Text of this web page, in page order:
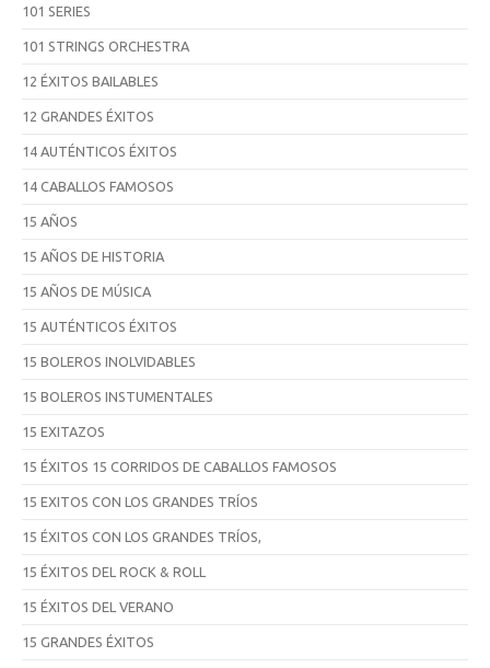
101 SERIES
101 STRINGS ORCHESTRA
12 ÉXITOS BAILABLES
12 GRANDES ÉXITOS
14 AUTÉNTICOS ÉXITOS
14 CABALLOS FAMOSOS
15 AÑOS
15 AÑOS DE HISTORIA
15 AÑOS DE MÚSICA
15 AUTÉNTICOS ÉXITOS
15 BOLEROS INOLVIDABLES
15 BOLEROS INSTUMENTALES
15 EXITAZOS
15 ÉXITOS 15 CORRIDOS DE CABALLOS FAMOSOS
15 EXITOS CON LOS GRANDES TRÍOS
15 ÉXITOS CON LOS GRANDES TRÍOS,
15 ÉXITOS DEL ROCK & ROLL
15 ÉXITOS DEL VERANO
15 GRANDES ÉXITOS